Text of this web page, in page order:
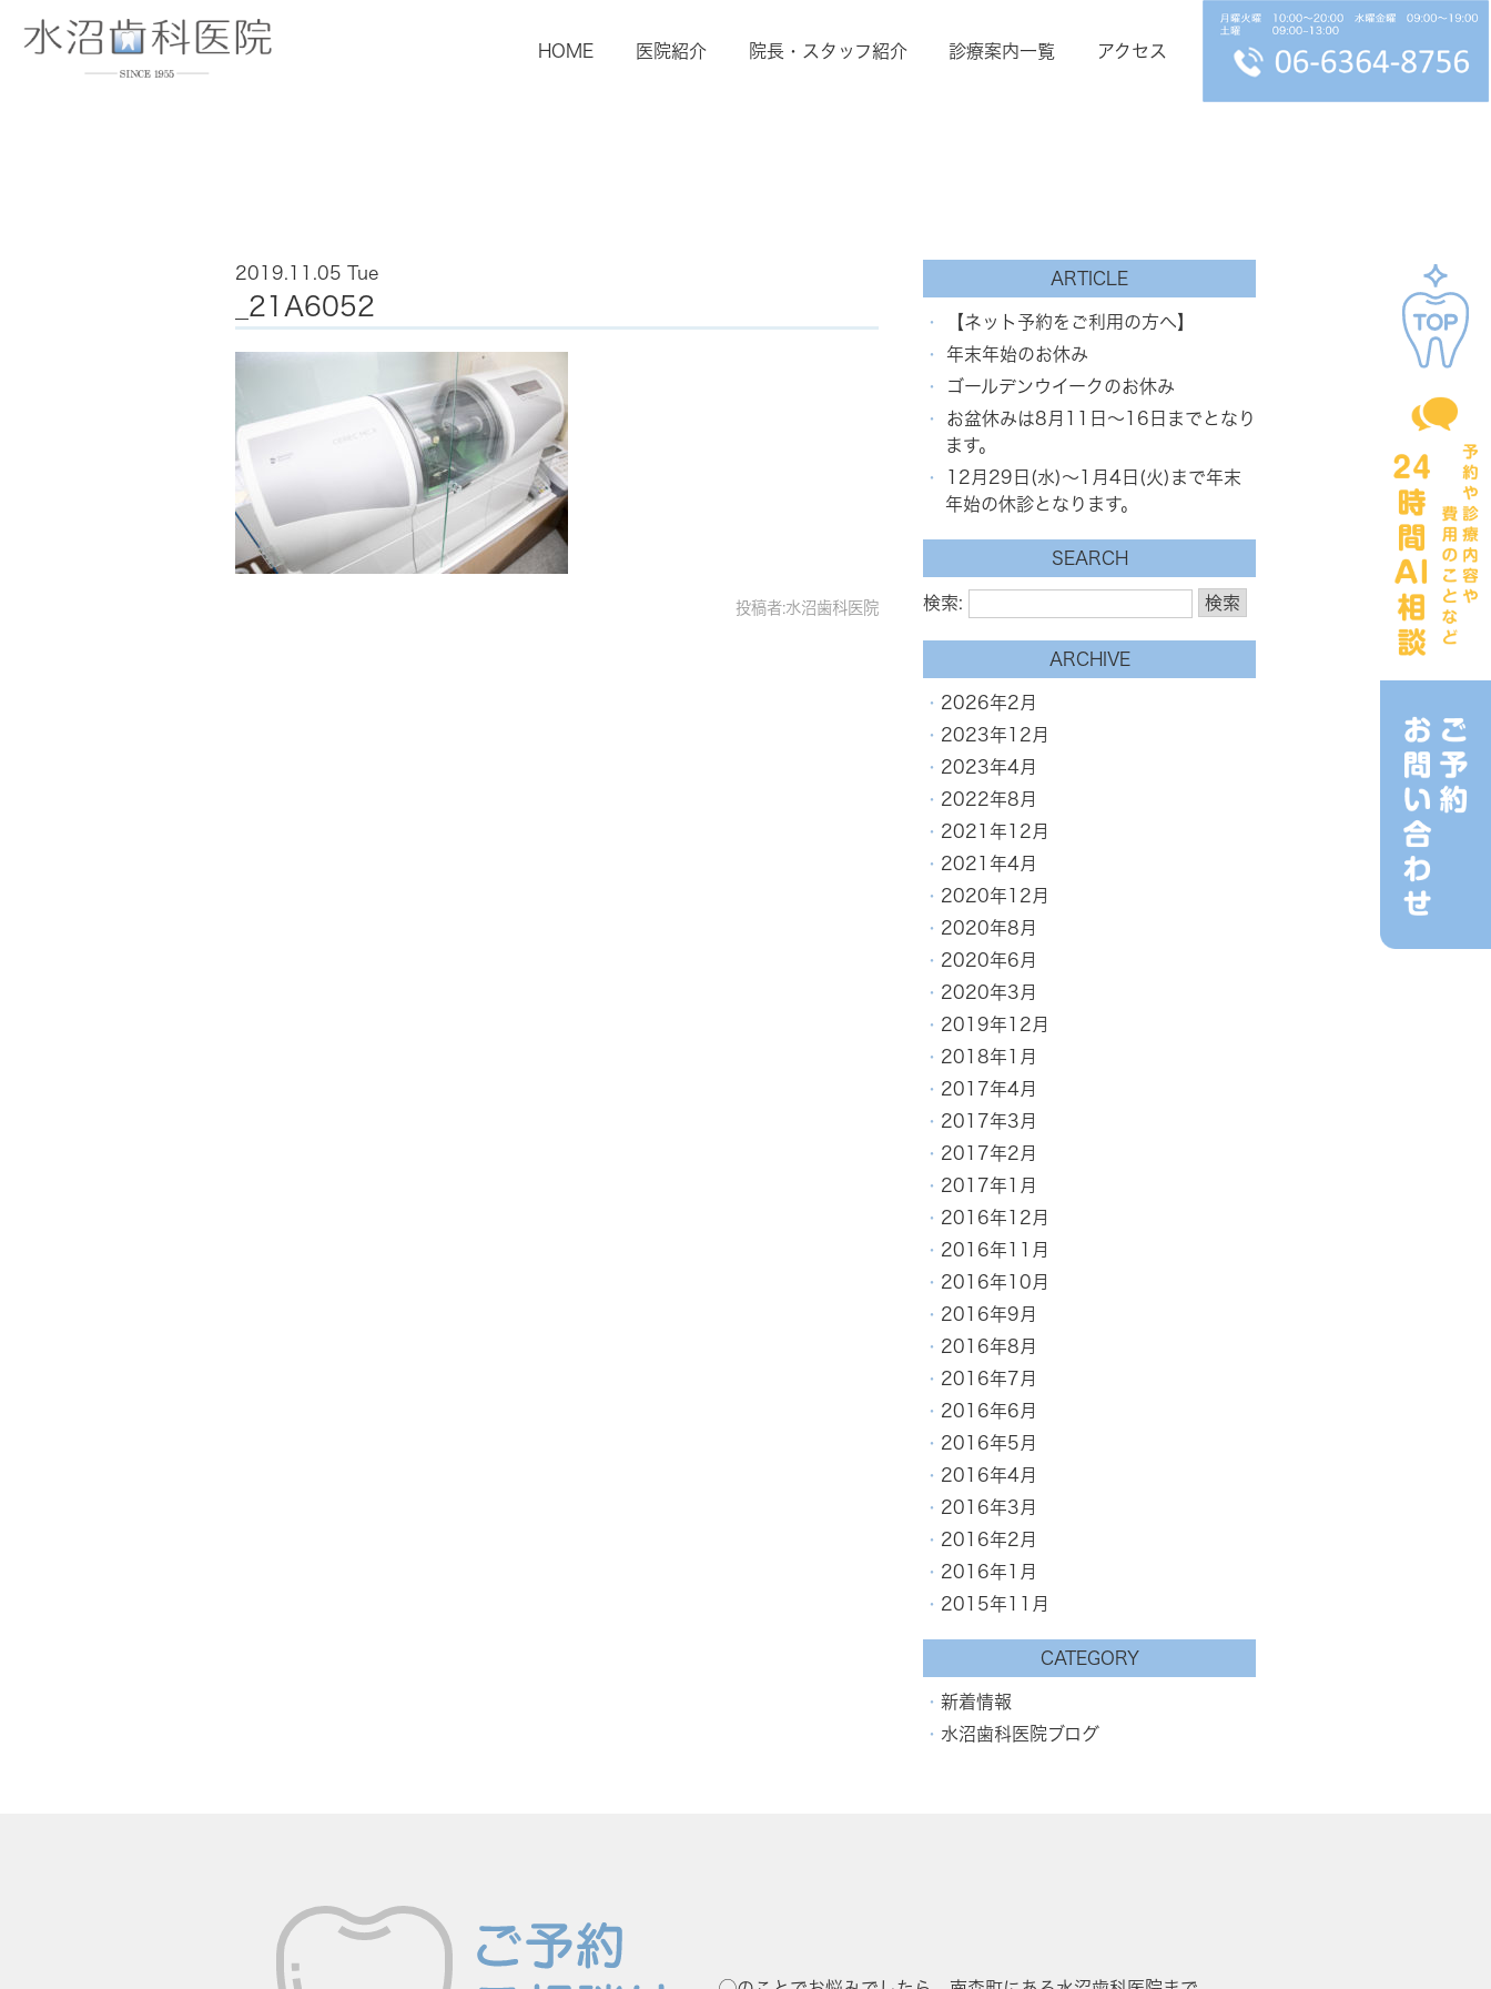
HOME 医院紹介 院長・スタッフ紹介 診療案内一覧 アクセス
2019.11.05 Tue
_21A6052
投稿者:水沼歯科医院
ARTICLE
【ネット予約をご利用の方へ】
年末年始のお休み
ゴールデンウイークのお休み
お盆休みは8月11日～16日までとなり
ます。
12月29日(水)～1月4日(火)まで年末
年始の休診となります。
SEARCH
検索:
ARCHIVE
2026年2月
2023年12月
2023年4月
2022年8月
2021年12月
2021年4月
2020年12月
2020年8月
2020年6月
2020年3月
2019年12月
2018年1月
2017年4月
2017年3月
2017年2月
2017年1月
2016年12月
2016年11月
2016年10月
2016年9月
2016年8月
2016年7月
2016年6月
2016年5月
2016年4月
2016年3月
2016年2月
2016年1月
2015年11月
CATEGORY
新着情報
水沼歯科医院ブログ